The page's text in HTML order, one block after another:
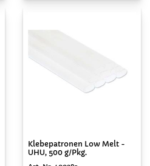
Klebepatronen Low Melt -
UHU, 500 g/Pkg.